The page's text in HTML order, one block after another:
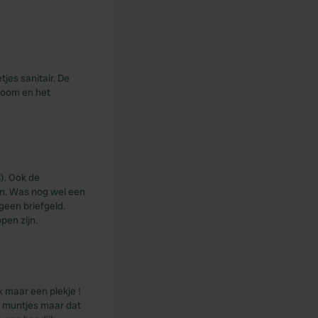
sanitair. De
en het
Ook de
Was nog wel een
briefgeld.
zijn.
maar een plekje !
muntjes maar dat